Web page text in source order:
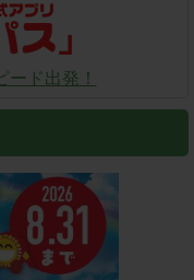
ド出発！